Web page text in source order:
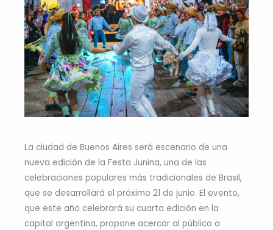
La ciudad de Buenos Aires será escenario de una
nueva edición de la Festa Junina, una de las
celebraciones populares más tradicionales de Brasil,
que se desarrollará el próximo 21 de junio. El evento,
que este año celebrará su cuarta edición en la
capital argentina, propone acercar al público a